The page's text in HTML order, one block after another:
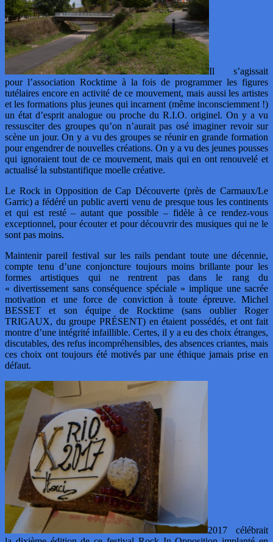
Il s’agissait
pour l’association Rocktime à la fois de programmer les figures
tutélaires encore en activité de ce mouvement, mais aussi les artistes
et les formations plus jeunes qui incarnent (même inconsciemment !)
un état d’esprit analogue ou proche du R.I.O. originel. On y a vu
ressusciter des groupes qu’on n’aurait pas osé imaginer revoir sur
scène un jour. On y a vu des groupes se réunir en grande formation
pour engendrer de nouvelles créations. On y a vu des jeunes pousses
qui ignoraient tout de ce mouvement, mais qui en ont renouvelé et
actualisé la substantifique moelle créative.
Le Rock in Opposition de Cap Découverte (près de Carmaux/Le
Garric) a fédéré un public averti venu de presque tous les continents
et qui est resté – autant que possible – fidèle à ce rendez-vous
exceptionnel, pour écouter et pour découvrir des musiques qui ne le
sont pas moins.
Maintenir pareil festival sur les rails pendant toute une décennie,
compte tenu d’une conjoncture toujours moins brillante pour les
formes artistiques qui ne rentrent pas dans le rang du
« divertissement sans conséquence spéciale » implique une sacrée
motivation et une force de conviction à toute épreuve. Michel
BESSET et son équipe de Rocktime (sans oublier Roger
TRIGAUX, du groupe PRÉSENT) en étaient possédés, et ont fait
montre d’une intégrité infaillible. Certes, il y a eu des choix étranges,
discutables, des refus incompréhensibles, des absences criantes, mais
ces choix ont toujours été motivés par une éthique jamais prise en
défaut.
2017 célébrait